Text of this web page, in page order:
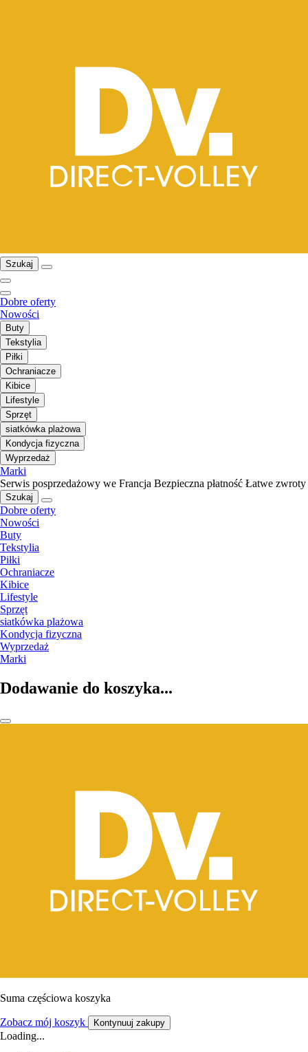
Szukaj
Dobre oferty
Nowości
Buty
Tekstylia
Piłki
Ochraniacze
Kibice
Lifestyle
Sprzęt
siatkówka plażowa
Kondycja fizyczna
Wyprzedaż
Marki
Serwis posprzedażowy we Francja Bezpieczna płatność Łatwe zwroty
Szukaj
Dobre oferty
Nowości
Buty
Tekstylia
Piłki
Ochraniacze
Kibice
Lifestyle
Sprzęt
siatkówka plażowa
Kondycja fizyczna
Wyprzedaż
Marki
Dodawanie do koszyka...
Suma częściowa koszyka
Zobacz mój koszyk Kontynuuj zakupy
Loading...